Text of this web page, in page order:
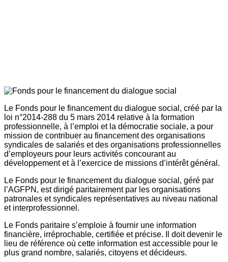
Le Fonds pour le financement du dialogue social, créé par la
loi n°2014-288 du 5 mars 2014 relative à la formation
professionnelle, à l’emploi et la démocratie sociale, a pour
mission de contribuer au financement des organisations
syndicales de salariés et des organisations professionnelles
d’employeurs pour leurs activités concourant au
développement et à l’exercice de missions d’intérêt général.
Le Fonds pour le financement du dialogue social, géré par
l’AGFPN, est dirigé paritairement par les organisations
patronales et syndicales représentatives au niveau national
et interprofessionnel.
Le Fonds paritaire s’emploie à fournir une information
financière, irréprochable, certifiée et précise. Il doit devenir le
lieu de référence où cette information est accessible pour le
plus grand nombre, salariés, citoyens et décideurs.